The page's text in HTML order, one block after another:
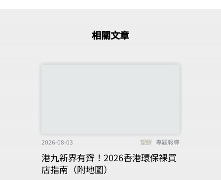
相關文章
2026-08-03 塑膠 專題報導
港九新界有齊！2026香港環保裸買
店指南（附地圖）